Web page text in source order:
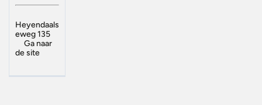
Heyendaals
eweg 135
Ga naar
de site